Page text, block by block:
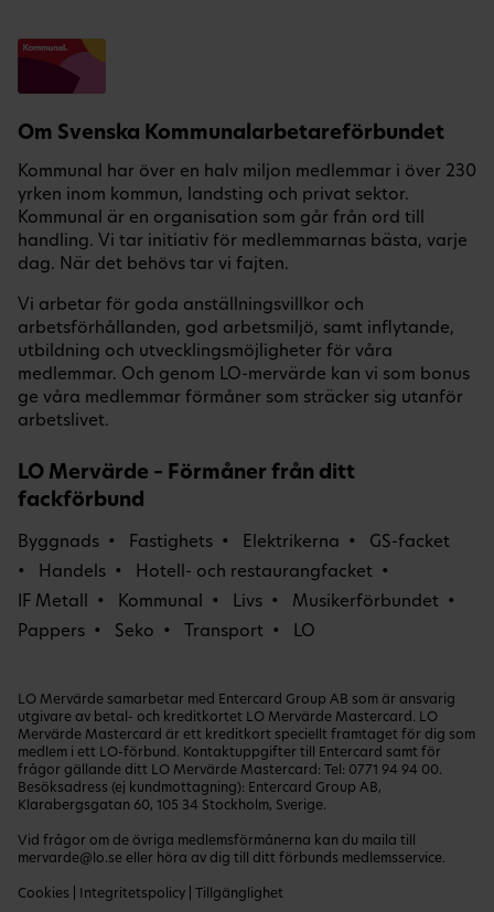
Om Svenska Kommunalarbetareförbundet
Kommunal har över en halv miljon medlemmar i över 230
yrken inom kommun, landsting och privat sektor.
Kommunal är en organisation som går från ord till
handling. Vi tar initiativ för medlemmarnas bästa, varje
dag. När det behövs tar vi fajten.
Vi arbetar för goda anställningsvillkor och
arbetsförhållanden, god arbetsmiljö, samt inflytande,
utbildning och utvecklingsmöjligheter för våra
medlemmar. Och genom LO-mervärde kan vi som bonus
ge våra medlemmar förmåner som sträcker sig utanför
arbetslivet.
LO Mervärde – Förmåner från ditt
fackförbund
Byggnads Fastighets Elektrikerna
GS-facket
Handels
Hotell- och restaurangfacket
IF Metall
Kommunal Livs
Musikerförbundet
Pappers
Seko Transport LO
LO Mervärde samarbetar med Entercard Group AB som är ansvarig
utgivare av betal- och kreditkortet LO Mervärde Mastercard. LO
Mervärde Mastercard är ett kreditkort speciellt framtaget för dig som
medlem i ett LO-förbund. Kontaktuppgifter till Entercard samt för
frågor gällande ditt LO Mervärde Mastercard: Tel: 0771 94 94 00.
Besöksadress (ej kundmottagning): Entercard Group AB,
Klarabergsgatan 60, 105 34 Stockholm, Sverige.
Vid frågor om de övriga medlemsförmånerna kan du maila till
mervarde@lo.se eller höra av dig till ditt förbunds medlemsservice.
Cookies Integritetspolicy Tillgänglighet